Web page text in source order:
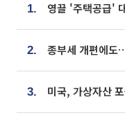
1.
2.
3.